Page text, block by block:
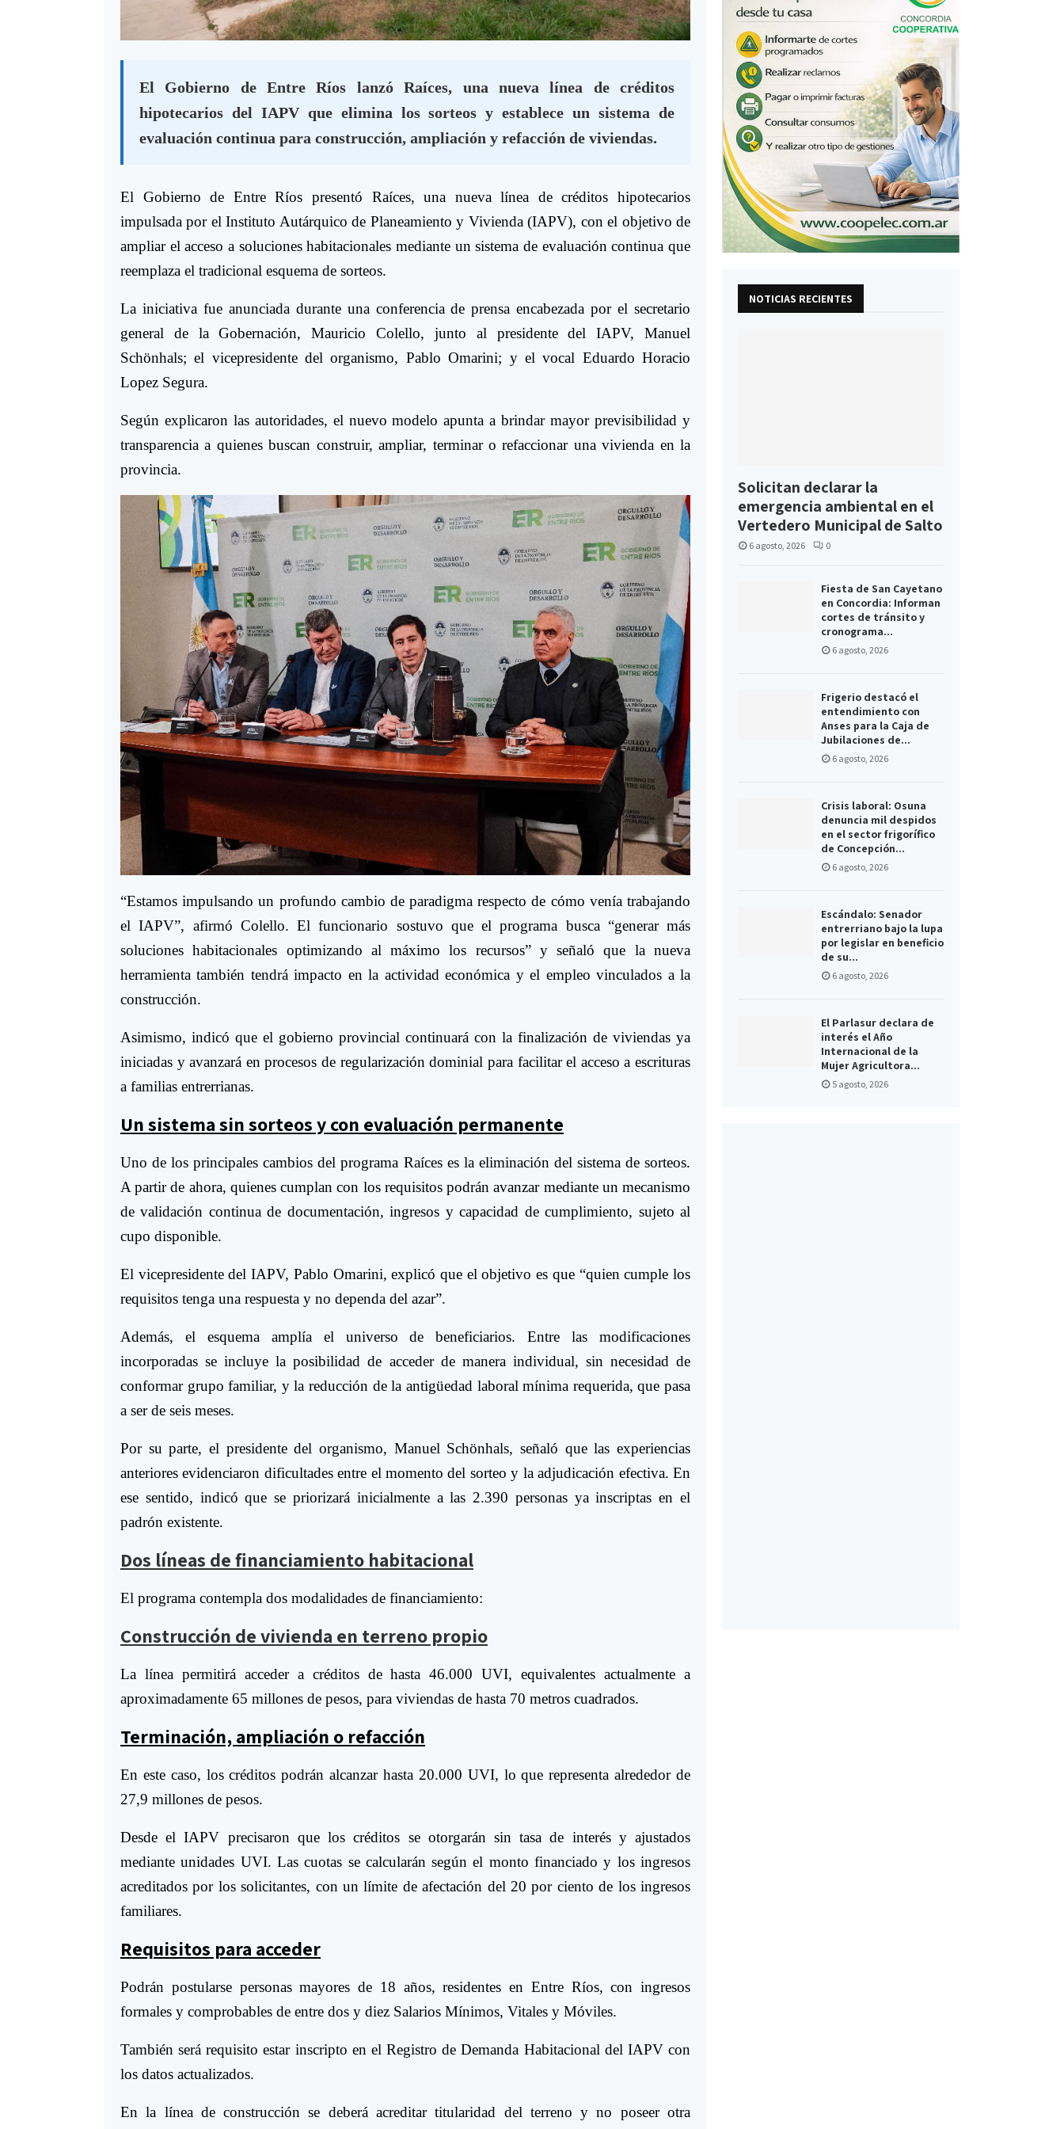
El Gobierno de Entre Ríos lanzó Raíces, una nueva línea de créditos
hipotecarios del IAPV que elimina los sorteos y establece un sistema de
evaluación continua para construcción, ampliación y refacción de viviendas.
El Gobierno de Entre Ríos presentó Raíces, una nueva línea de créditos hipotecarios
impulsada por el Instituto Autárquico de Planeamiento y Vivienda (IAPV), con el objetivo de
ampliar el acceso a soluciones habitacionales mediante un sistema de evaluación continua que
reemplaza el tradicional esquema de sorteos.
La iniciativa fue anunciada durante una conferencia de prensa encabezada por el secretario
general de la Gobernación, Mauricio Colello, junto al presidente del IAPV, Manuel
Schönhals; el vicepresidente del organismo, Pablo Omarini; y el vocal Eduardo Horacio
Lopez Segura.
Según explicaron las autoridades, el nuevo modelo apunta a brindar mayor previsibilidad y
transparencia a quienes buscan construir, ampliar, terminar o refaccionar una vivienda en la
provincia.
“Estamos impulsando un profundo cambio de paradigma respecto de cómo venía trabajando
el IAPV”, afirmó Colello. El funcionario sostuvo que el programa busca “generar más
soluciones habitacionales optimizando al máximo los recursos” y señaló que la nueva
herramienta también tendrá impacto en la actividad económica y el empleo vinculados a la
construcción.
Asimismo, indicó que el gobierno provincial continuará con la finalización de viviendas ya
iniciadas y avanzará en procesos de regularización dominial para facilitar el acceso a escrituras
a familias entrerrianas.
Un sistema sin sorteos y con evaluación permanente
Uno de los principales cambios del programa Raíces es la eliminación del sistema de sorteos.
A partir de ahora, quienes cumplan con los requisitos podrán avanzar mediante un mecanismo
de validación continua de documentación, ingresos y capacidad de cumplimiento, sujeto al
cupo disponible.
El vicepresidente del IAPV, Pablo Omarini, explicó que el objetivo es que “quien cumple los
requisitos tenga una respuesta y no dependa del azar”.
Además, el esquema amplía el universo de beneficiarios. Entre las modificaciones
incorporadas se incluye la posibilidad de acceder de manera individual, sin necesidad de
conformar grupo familiar, y la reducción de la antigüedad laboral mínima requerida, que pasa
a ser de seis meses.
Por su parte, el presidente del organismo, Manuel Schönhals, señaló que las experiencias
anteriores evidenciaron dificultades entre el momento del sorteo y la adjudicación efectiva. En
ese sentido, indicó que se priorizará inicialmente a las 2.390 personas ya inscriptas en el
padrón existente.
Dos líneas de financiamiento habitacional
El programa contempla dos modalidades de financiamiento:
Construcción de vivienda en terreno propio
La línea permitirá acceder a créditos de hasta 46.000 UVI, equivalentes actualmente a
aproximadamente 65 millones de pesos, para viviendas de hasta 70 metros cuadrados.
Terminación, ampliación o refacción
En este caso, los créditos podrán alcanzar hasta 20.000 UVI, lo que representa alrededor de
27,9 millones de pesos.
Desde el IAPV precisaron que los créditos se otorgarán sin tasa de interés y ajustados
mediante unidades UVI. Las cuotas se calcularán según el monto financiado y los ingresos
acreditados por los solicitantes, con un límite de afectación del 20 por ciento de los ingresos
familiares.
Requisitos para acceder
Podrán postularse personas mayores de 18 años, residentes en Entre Ríos, con ingresos
formales y comprobables de entre dos y diez Salarios Mínimos, Vitales y Móviles.
También será requisito estar inscripto en el Registro de Demanda Habitacional del IAPV con
los datos actualizados.
En la línea de construcción se deberá acreditar titularidad del terreno y no poseer otra
NOTICIAS RECIENTES
Solicitan declarar la
emergencia ambiental en el
Vertedero Municipal de Salto
6 agosto, 2026 0
Fiesta de San Cayetano
en Concordia: Informan
cortes de tránsito y
cronograma...
6 agosto, 2026
Frigerio destacó el
entendimiento con
Anses para la Caja de
Jubilaciones de...
6 agosto, 2026
Crisis laboral: Osuna
denuncia mil despidos
en el sector frigorífico
de Concepción...
6 agosto, 2026
Escándalo: Senador
entrerriano bajo la lupa
por legislar en beneficio
de su...
6 agosto, 2026
El Parlasur declara de
interés el Año
Internacional de la
Mujer Agricultora...
5 agosto, 2026